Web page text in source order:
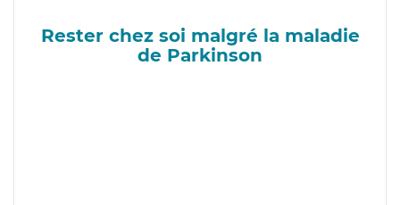
Rester chez soi malgré la maladie
de Parkinson